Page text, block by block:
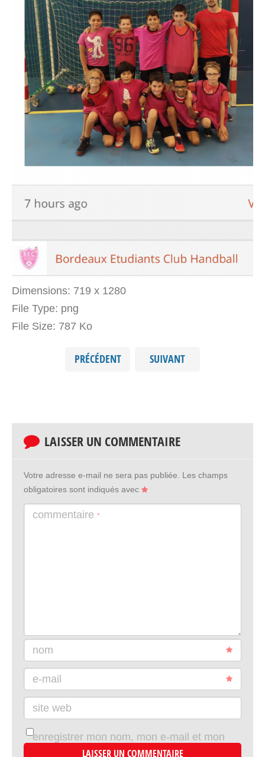
Dimensions: 719 x 1280
File Type: png
File Size: 787 Ko
PRÉCÉDENT SUIVANT
LAISSER UN COMMENTAIRE
Votre adresse e-mail ne sera pas publiée. Les champs
obligatoires sont indiqués avec
commentaire *
nom
e-mail
site web
enregistrer mon nom, mon e-mail et mon
site dans le navigateur pour mon prochain